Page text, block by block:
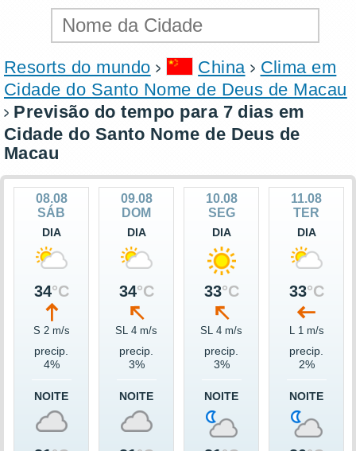
Resorts do mundo China
Clima em
Cidade do Santo Nome de Deus de Macau
Previsão do tempo para 7 dias em
Cidade do Santo Nome de Deus de
Macau
08.08
SÁB
DIA
34°C
S 2 m/s
precip.
4%
NOITE
09.08
DOM
DIA
34°C
SL 4 m/s
precip.
3%
NOITE
10.08
SEG
DIA
33°C
SL 4 m/s
precip.
3%
NOITE
11.08
TER
DIA
33°C
L 1 m/s
precip.
2%
NOITE